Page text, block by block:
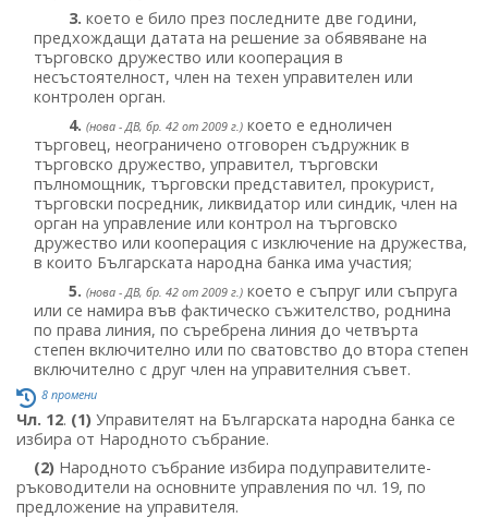
3. което е било през последните две години,
предхождащи датата на решение за обявяване на
търговско дружество или кооперация в
несъстоятелност, член на техен управителен или
контролен орган.
4. (нова - ДВ, бр. 42 от 2009 г.) което е едноличен
търговец, неограничено отговорен съдружник в
търговско дружество, управител, търговски
пълномощник, търговски представител, прокурист,
търговски посредник, ликвидатор или синдик, член на
орган на управление или контрол на търговско
дружество или кооперация с изключение на дружества,
в които Българската народна банка има участия;
5. (нова - ДВ, бр. 42 от 2009 г.) което е съпруг или съпруга
или се намира във фактическо съжителство, роднина
по права линия, по съребрена линия до четвърта
степен включително или по сватовство до втора степен
включително с друг член на управителния съвет.
8 промени
Чл. 12. (1) Управителят на Българската народна банка се
избира от Народното събрание.
(2) Народното събрание избира подуправителите-
ръководители на основните управления по чл. 19, по
предложение на управителя.